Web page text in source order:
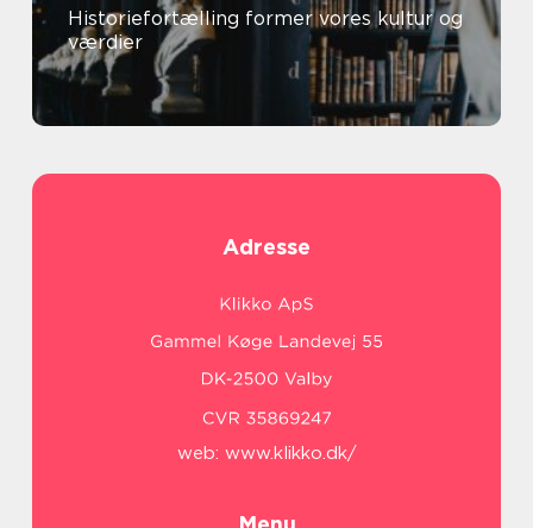
Historiefortælling former vores kultur og
værdier
Adresse
web: www.klikko.dk/